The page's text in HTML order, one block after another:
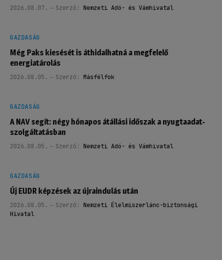
2026.08.07. Szerző: Nemzeti Adó- és Vámhivatal
GAZDASÁG
Még Paks kiesését is áthidalhatná a megfelelő
energiatárolás
2026.08.05. Szerző: Másfélfok
GAZDASÁG
A NAV segít: négy hónapos átállási időszak a nyugtaadat-
szolgáltatásban
2026.08.05. Szerző: Nemzeti Adó- és Vámhivatal
GAZDASÁG
Új EUDR képzések az újraindulás után
2026.08.05. Szerző: Nemzeti Élelmiszerlánc-biztonsági
Hivatal